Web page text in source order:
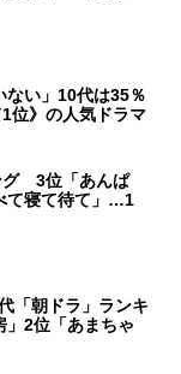
ない」10代は35％
》の人気ドラマ
グ 3位「あんぱ
て寝て待て」…1
「朝ドラ」ランキ
2位「あまちゃ